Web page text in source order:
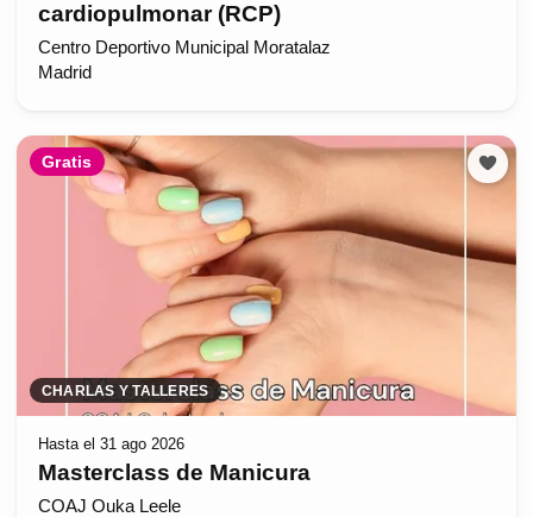
cardiopulmonar (RCP)
Centro Deportivo Municipal Moratalaz
Madrid
Gratis
CHARLAS Y TALLERES
Hasta el 31 ago 2026
Masterclass de Manicura
COAJ Ouka Leele